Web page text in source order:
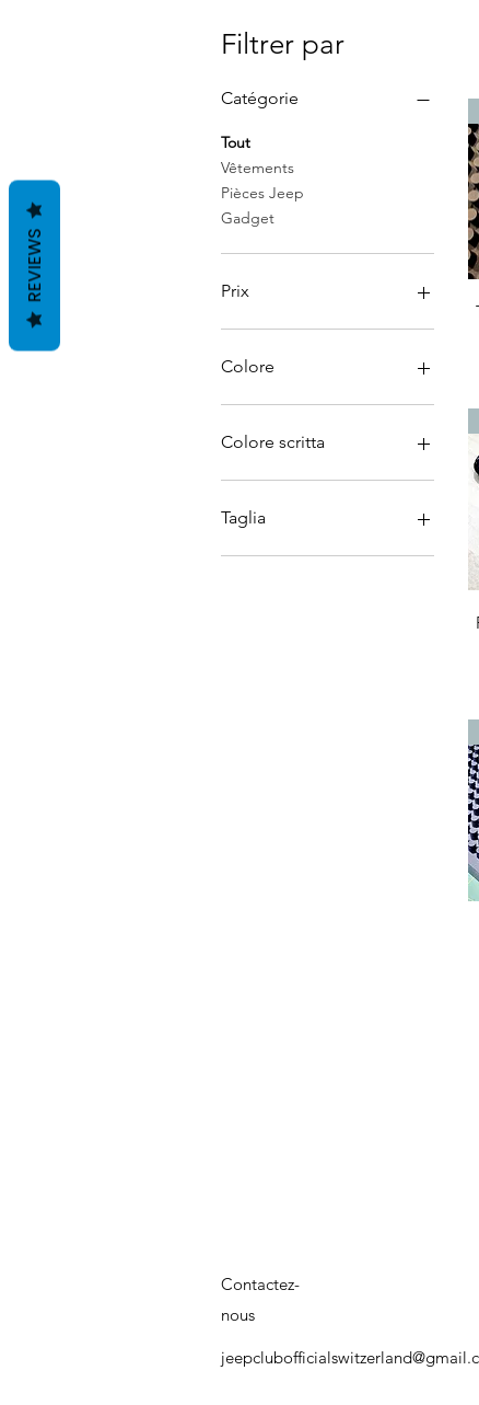
Filtrer par
Catégorie
Tout
Vêtements
Pièces Jeep
Gadget
Prix
Colore
Colore scritta
Taglia
L
Contactez-
nous
REVIEWS